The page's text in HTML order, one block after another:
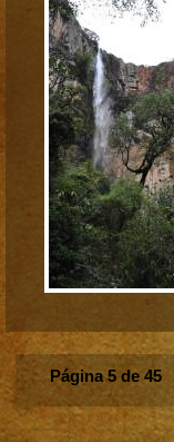
Página 5 de 45